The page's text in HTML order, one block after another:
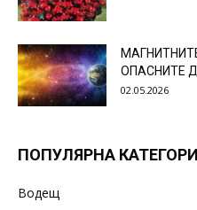
ОПАСНИТЕ
02.05.2026
ПОПУЛЯРНА
Водещ